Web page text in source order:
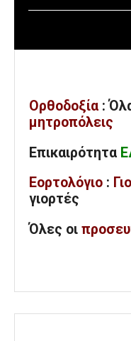
Ορθοδοξία :
μητροπόλεις
Επικαιρότητα
Εορτολόγιο :
γιορτές
Όλες οι